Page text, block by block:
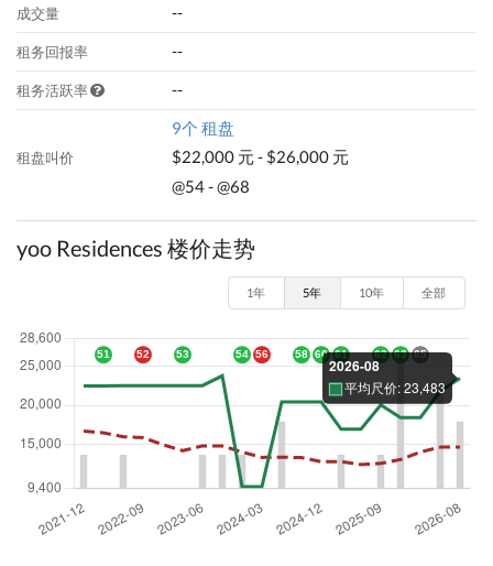
成交量 --
租务回报率 --
租务活跃率 --
租盘叫价
9个 租盘
$22,000 元 - $26,000 元
@54 - @68
yoo Residences 楼价走势
1年 5年 10年 全部